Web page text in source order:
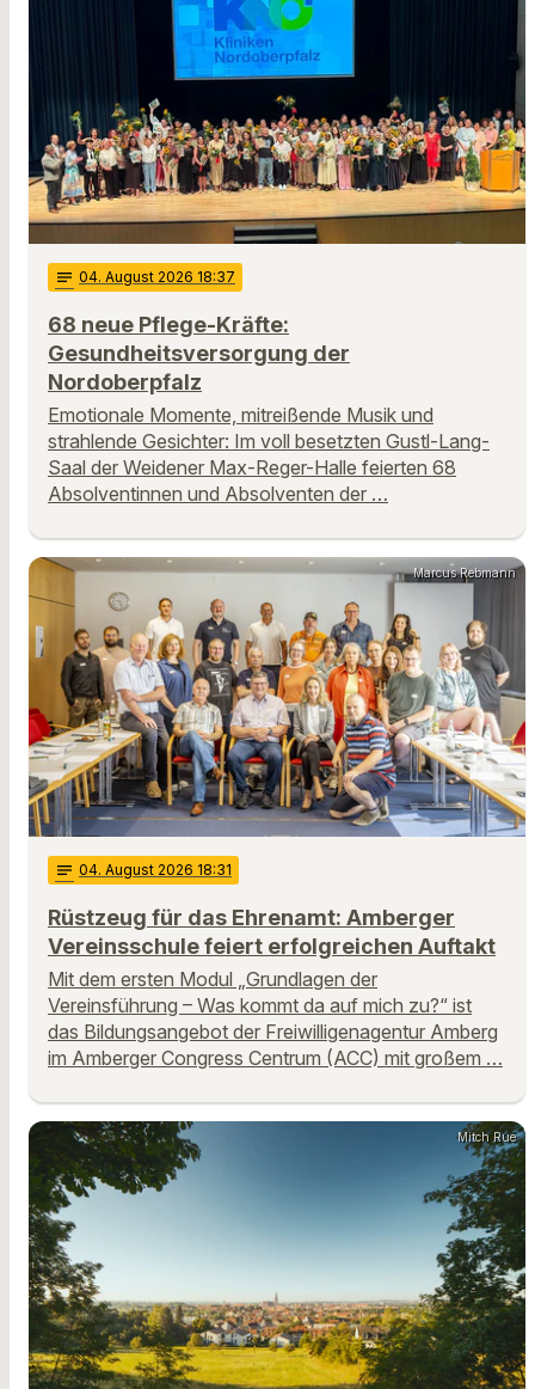
notes 04. August 2026 18:37
68 neue Pflege-Kräfte:
Gesundheitsversorgung der
Nordoberpfalz
Emotionale Momente, mitreißende Musik und
strahlende Gesichter: Im voll besetzten Gustl-Lang-
Saal der Weidener Max-Reger-Halle feierten 68
Absolventinnen und Absolventen der …
Marcus Rebmann
notes 04. August 2026 18:31
Rüstzeug für das Ehrenamt: Amberger
Vereinsschule feiert erfolgreichen Auftakt
Mit dem ersten Modul „Grundlagen der
Vereinsführung – Was kommt da auf mich zu?“ ist
das Bildungsangebot der Freiwilligenagentur Amberg
im Amberger Congress Centrum (ACC) mit großem …
Mitch Rue